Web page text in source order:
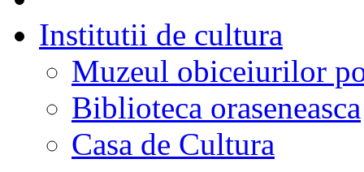
Institutii de cultura
Muzeul obiceiurilor
Biblioteca oraseneasca
Casa de Cultura